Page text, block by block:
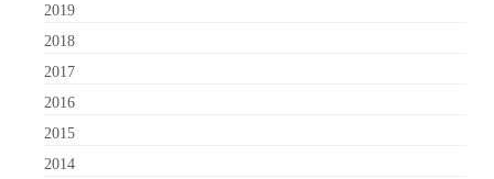
2019
2018
2017
2016
2015
2014